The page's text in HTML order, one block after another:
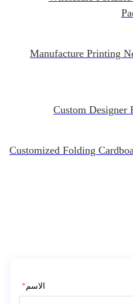
Manufacture Printing
Custom Designer
Customized Folding
الاسم *